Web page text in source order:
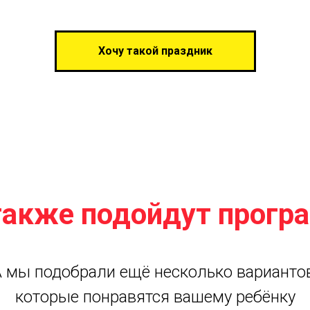
Хочу такой праздник
подойдут
мы подобрали ещё несколько
которые понравятся вашему ребёнку